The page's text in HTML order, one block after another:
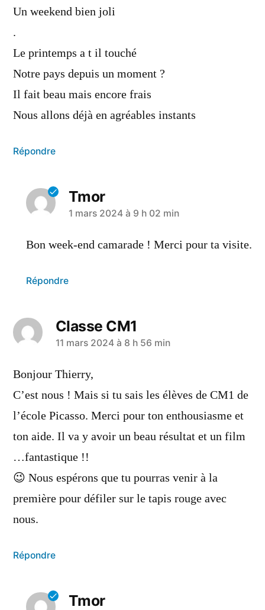
Un weekend bien joli
.
Le printemps a t il touché
Notre pays depuis un moment ?
Il fait beau mais encore frais
Nous allons déjà en agréables instants
Répondre
Tmor
1 mars 2024 à 9 h 02 min
Bon week-end camarade ! Merci pour ta visite.
Répondre
Classe CM1
11 mars 2024 à 8 h 56 min
Bonjour Thierry,
C’est nous ! Mais si tu sais les élèves de CM1 de
l’école Picasso. Merci pour ton enthousiasme et
ton aide. Il va y avoir un beau résultat et un film
…fantastique !!
😉 Nous espérons que tu pourras venir à la
première pour défiler sur le tapis rouge avec
nous.
Répondre
Tmor